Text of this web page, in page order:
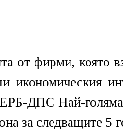
от фирми, която
икономическия
ДПС Най-
за следващите 5